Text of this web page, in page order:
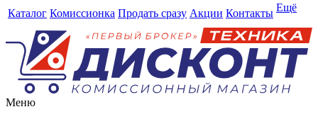
Каталог Комиссионка Продать сразу Акции Контакты Ещё
Меню